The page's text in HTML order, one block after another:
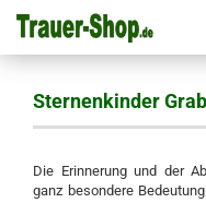
Sternenkinder
Die Erinnerung und der
ganz besondere